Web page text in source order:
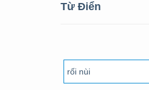
Từ Điển